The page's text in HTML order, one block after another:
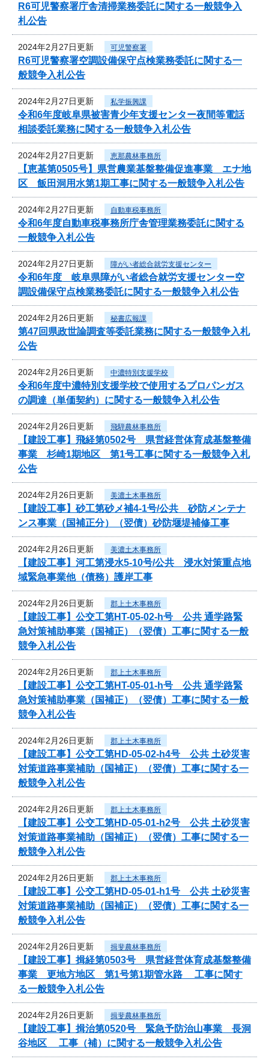
R6可児警察署庁舎清掃業務委託に関する一般競争入
札公告
2024年2月27日更新 可児警察署
R6可児警察署空調設備保守点検業務委託に関する一
般競争入札公告
2024年2月27日更新 私学振興課
令和6年度岐阜県被害青少年支援センター夜間等電話
相談委託業務に関する一般競争入札公告
2024年2月27日更新 恵那農林事務所
【恵基第0505号】県営農業基盤整備促進事業 エナ地
区 飯田洞用水第1期工事に関する一般競争入札公告
2024年2月27日更新 自動車税事務所
令和6年度自動車税事務所庁舎管理業務委託に関する
一般競争入札公告
2024年2月27日更新 障がい者総合就労支援センター
令和6年度 岐阜県障がい者総合就労支援センター空
調設備保守点検業務委託に関する一般競争入札公告
2024年2月26日更新 秘書広報課
第47回県政世論調査等委託業務に関する一般競争入札
公告
2024年2月26日更新 中濃特別支援学校
令和6年度中濃特別支援学校で使用するプロパンガス
の調達（単価契約）に関する一般競争入札公告
2024年2月26日更新 飛騨農林事務所
【建設工事】飛経第0502号 県営経営体育成基盤整備
事業 杉崎1期地区 第1号工事に関する一般競争入札
公告
2024年2月26日更新 美濃土木事務所
【建設工事】砂工第砂メ補4-1号/公共 砂防メンテナ
ンス事業（国補正分）（翌債）砂防堰堤補修工事
2024年2月26日更新 美濃土木事務所
【建設工事】河工第浸水5-10号/公共 浸水対策重点地
域緊急事業他（債務）護岸工事
2024年2月26日更新 郡上土木事務所
【建設工事】公交工第HT-05-02-h号 公共 通学路緊
急対策補助事業（国補正）（翌債）工事に関する一般
競争入札公告
2024年2月26日更新 郡上土木事務所
【建設工事】公交工第HT-05-01-h号 公共 通学路緊
急対策補助事業（国補正）（翌債）工事に関する一般
競争入札公告
2024年2月26日更新 郡上土木事務所
【建設工事】公交工第HD-05-02-h4号 公共 土砂災害
対策道路事業補助（国補正）（翌債）工事に関する一
般競争入札公告
2024年2月26日更新 郡上土木事務所
【建設工事】公交工第HD-05-01-h2号 公共 土砂災害
対策道路事業補助（国補正）（翌債）工事に関する一
般競争入札公告
2024年2月26日更新 郡上土木事務所
【建設工事】公交工第HD-05-01-h1号 公共 土砂災害
対策道路事業補助（国補正）（翌債）工事に関する一
般競争入札公告
2024年2月26日更新 揖斐農林事務所
【建設工事】揖経第0503号 県営経営体育成基盤整備
事業 更地方地区 第1号第1期管水路 工事に関す
る一般競争入札公告
2024年2月26日更新 揖斐農林事務所
【建設工事】揖治第0520号 緊急予防治山事業 長洞
谷地区 工事（補）に関する一般競争入札公告